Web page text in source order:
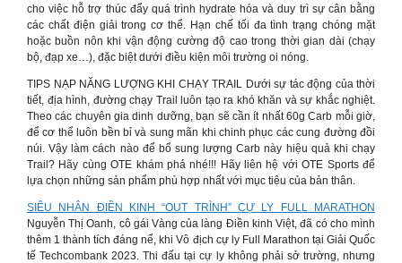
cho việc hỗ trợ thúc đẩy quá trình hydrate hóa và duy trì sự cân bằng
các chất điện giải trong cơ thể. Hạn chế tối đa tình trạng chóng mặt
hoặc buồn nôn khi vận động cường độ cao trong thời gian dài (chạy
bộ, đạp xe…), đặc biệt dưới điều kiện môi trường oi nóng.
TIPS NẠP NĂNG LƯỢNG KHI CHẠY TRAIL Dưới sự tác động của thời
tiết, địa hình, đường chạy Trail luôn tạo ra khó khăn và sự khắc nghiệt.
Theo các chuyên gia dinh dưỡng, bạn sẽ cần ít nhất 60g Carb mỗi giờ,
để cơ thể luôn bền bỉ và sung mãn khi chinh phục các cung đường đồi
núi. Vậy làm cách nào để bổ sung lượng Carb này hiệu quả khi chạy
Trail? Hãy cùng OTE khám phá nhé!!! Hãy liên hệ với OTE Sports để
lựa chọn những sản phẩm phù hợp nhất với mục tiêu của bản thân.
SIÊU NHÂN ĐIỀN KINH “OUT TRÌNH” CỰ LY FULL MARATHON
Nguyễn Thị Oanh, cô gái Vàng của làng Điền kinh Việt, đã có cho mình
thêm 1 thành tích đáng nể, khi Vô địch cự ly Full Marathon tại Giải Quốc
tế Techcombank 2023. Thi đấu tại cự ly không phải sở trường, nhưng